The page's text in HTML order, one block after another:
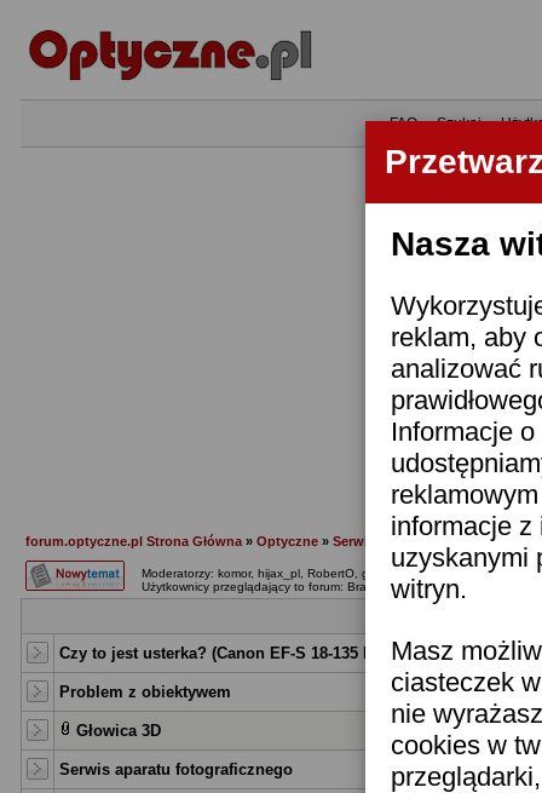
Nasza
reklam, aby
analizować
Informacje
informacje z
uzyskanymi
witryn.
Masz
ciasteczek
nie
cookies w
•FAQ•Szukaj•
forum.optyczne.pl Strona Główna » Optyczne » Serwis sprzętu i usterki
Moderatorzy: komor, hijax_pl RobertO goltar ryszardo
Użytkownicy przeglądający to forum: Brak
Czy to jest usterka? (Canon EF-S 18-135 IS Nano USM)
Problem z obiektywem
Głowica 3D
Serwis aparatu fotograficznego